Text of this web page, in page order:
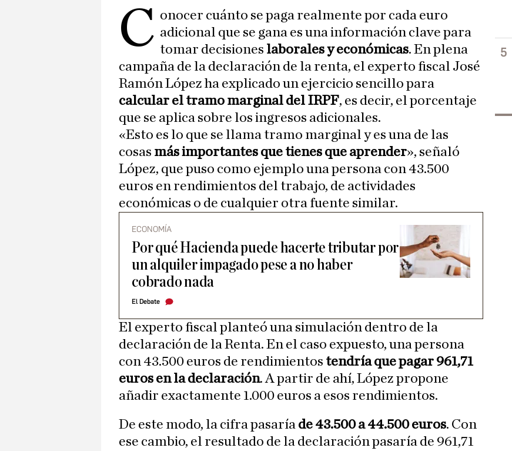
C onocer cuánto se paga realmente por cada euro
adicional que se gana es una información clave para
tomar decisiones laborales y económicas. En plena
campaña de la declaración de la renta, el experto fiscal José
Ramón López ha explicado un ejercicio sencillo para
calcular el tramo marginal del IRPF, es decir, el porcentaje
que se aplica sobre los ingresos adicionales.
«Esto es lo que se llama tramo marginal y es una de las
cosas más importantes que tienes que aprender», señaló
López, que puso como ejemplo una persona con 43.500
euros en rendimientos del trabajo, de actividades
económicas o de cualquier otra fuente similar.
ECONOMÍA
Por qué Hacienda puede hacerte tributar por
un alquiler impagado pese a no haber
cobrado nada
El Debate
El experto fiscal planteó una simulación dentro de la
declaración de la Renta. En el caso expuesto, una persona
con 43.500 euros de rendimientos tendría que pagar 961,71
euros en la declaración. A partir de ahí, López propone
añadir exactamente 1.000 euros a esos rendimientos.
De este modo, la cifra pasaría de 43.500 a 44.500 euros. Con
ese cambio, el resultado de la declaración pasaría de 961,71